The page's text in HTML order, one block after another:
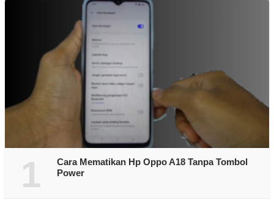
1
Cara Mematikan Hp Oppo A18 Tanpa Tombol
Power